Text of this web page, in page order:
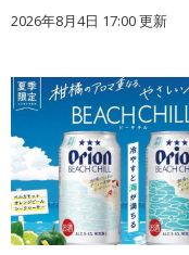
2026年8月4日 17:00更新